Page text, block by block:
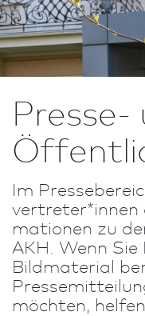
Presse-
Im
ma­tio­nen zu
AKH. Wenn
Bildmaterial
möchten,